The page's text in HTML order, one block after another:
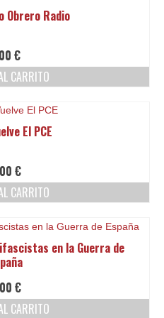
la
producto
Obrero Radio
€
CARRITO
El PCE
€
CARRITO
en la Guerra de
€
CARRITO